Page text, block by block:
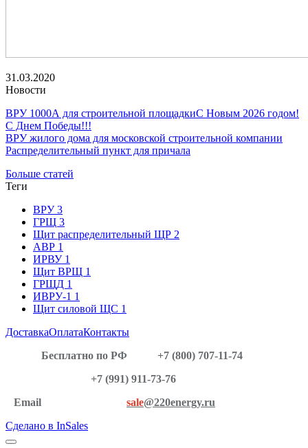
31.03.2020
Новости
ВРУ 1000А для строительной площадкиС Новым 2026 годом!
С Днем Победы!!!
ВРУ жилого дома для московской строительной компании
Распределительный пункт для причала
Больше статей
Теги
ВРУ3
ГРЩ 3
Щит распределительный ЩР 2
АВР 1
ИРВУ 1
Щит ВРЩ 1
ГРЩД 1
ИВРУ-1 1
Щит силовой ЩС 1
ДоставкаОплатаКонтакты
Бесплатно по РФ
+7 (800) 707-11-74
+7 (991) 911-73-76
Email
sale@220energy.ru
Сделано в InSales